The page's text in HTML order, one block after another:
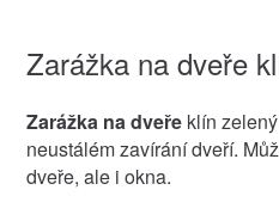
Zarážka na dveře
Zarážka na dveřeklín
neustálém zavírání dveří.
dveře, ale i okna.